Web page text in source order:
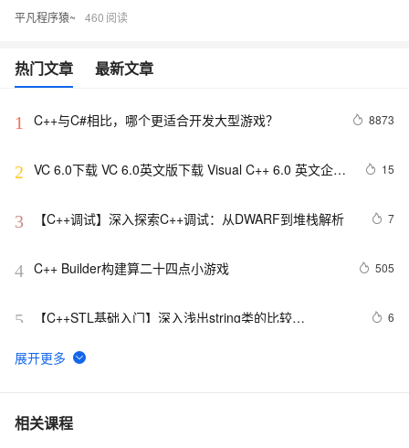
平凡程序猿~ 460
热门文章 最新文章
1 C++与C#相比，哪个更适合开发大型游戏？ 8873
2 VC 6.0下载 VC 6.0英文版下载 Visual C++ 6.0 英文企业
15
3 【C++调试】深入探索C++调试：从DWARF到堆栈解析 7
4 C++ Builder构建算二十四点小游戏 505
5
【C++STL基础入门】深入浅出string类的比较
6
6
C++之MFC制作简单计算器（VS2019实现），附带完整
7 【C/C++】用格雷戈里公式求π
相关课程